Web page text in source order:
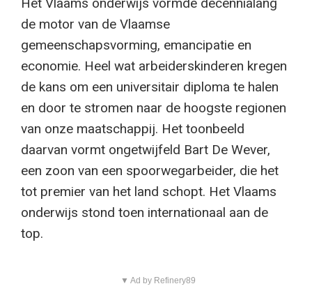
de motor van de Vlaamse
gemeenschapsvorming, emancipatie en
economie. Heel wat arbeiderskinderen kregen
de kans om een universitair diploma te halen
en door te stromen naar de hoogste regionen
van onze maatschappij. Het toonbeeld
daarvan vormt ongetwijfeld Bart De Wever,
een zoon van een spoorwegarbeider, die het
tot premier van het land schopt. Het Vlaams
onderwijs stond toen internationaal aan de
top.
▼ Ad by Refinery89